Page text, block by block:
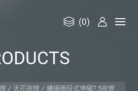
(0)
ODUCTS
天花崁燈 纖細兩段式伸縮7.5崁燈